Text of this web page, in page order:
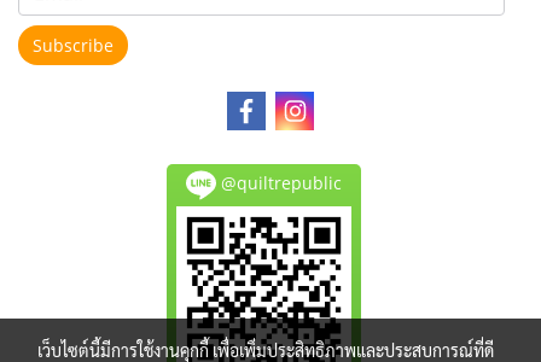
Subscribe
@quiltrepublic
เว็บไซต์นี้มีการใช้งานคุกกี้ เพื่อเพิ่มประสิทธิภาพและประสบการณ์ที่ดี